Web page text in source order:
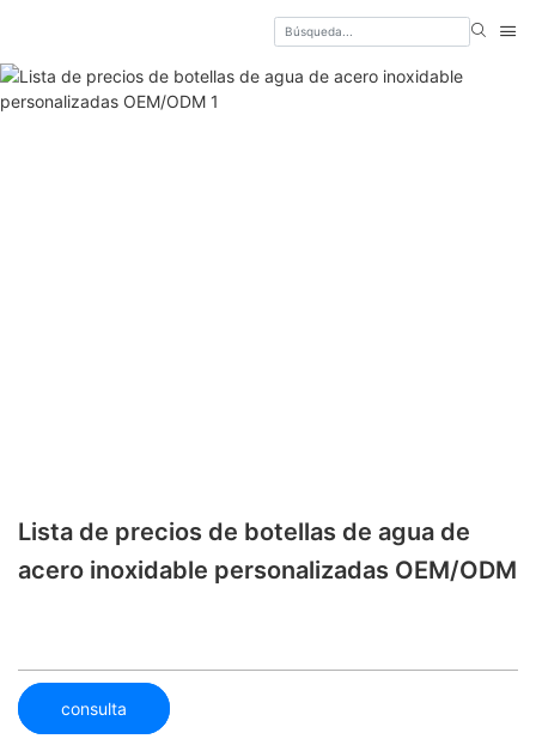
Lista de precios de botellas de agua de
acero inoxidable personalizadas OEM/ODM
consulta